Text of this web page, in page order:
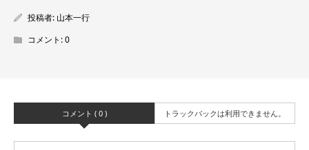
投稿者: 山本一行
コメント:0
コメント ( 0 ) トラックバックは利用できません。